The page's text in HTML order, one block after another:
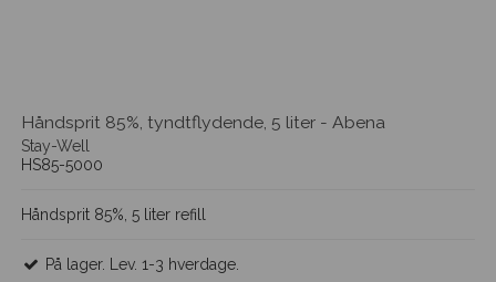
Håndsprit 85%, tyndtflydende, 5 liter - Abena
Stay-Well
HS85-5000
Håndsprit 85%, 5 liter refill
På lager. Lev. 1-3 hverdage.